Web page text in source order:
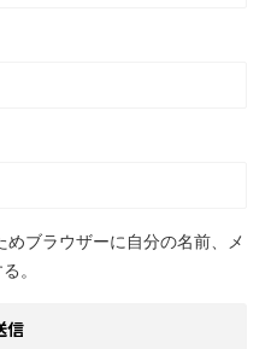
ブラウザーに自分の名前、メ
。